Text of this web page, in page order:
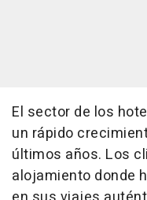
El sector de los
un rápido
últimos años. Los
alojamiento donde